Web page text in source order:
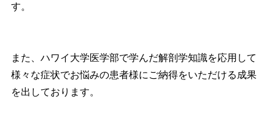
す。
また、ハワイ大学医学部で学んだ解剖学知識を応用して
様々な症状でお悩みの患者様にご納得をいただける成果
を出しております。